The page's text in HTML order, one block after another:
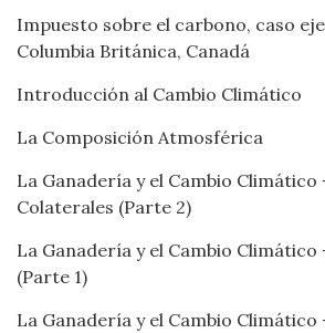
Impuesto sobre el carbono, caso
Columbia Británica, Canadá
Introducción al Cambio Climático
La Composición Atmosférica
La Ganadería y el Cambio Climático
Colaterales (Parte 2)
La Ganadería y el Cambio
(Parte 1)
La Ganadería y el Cambio Climático